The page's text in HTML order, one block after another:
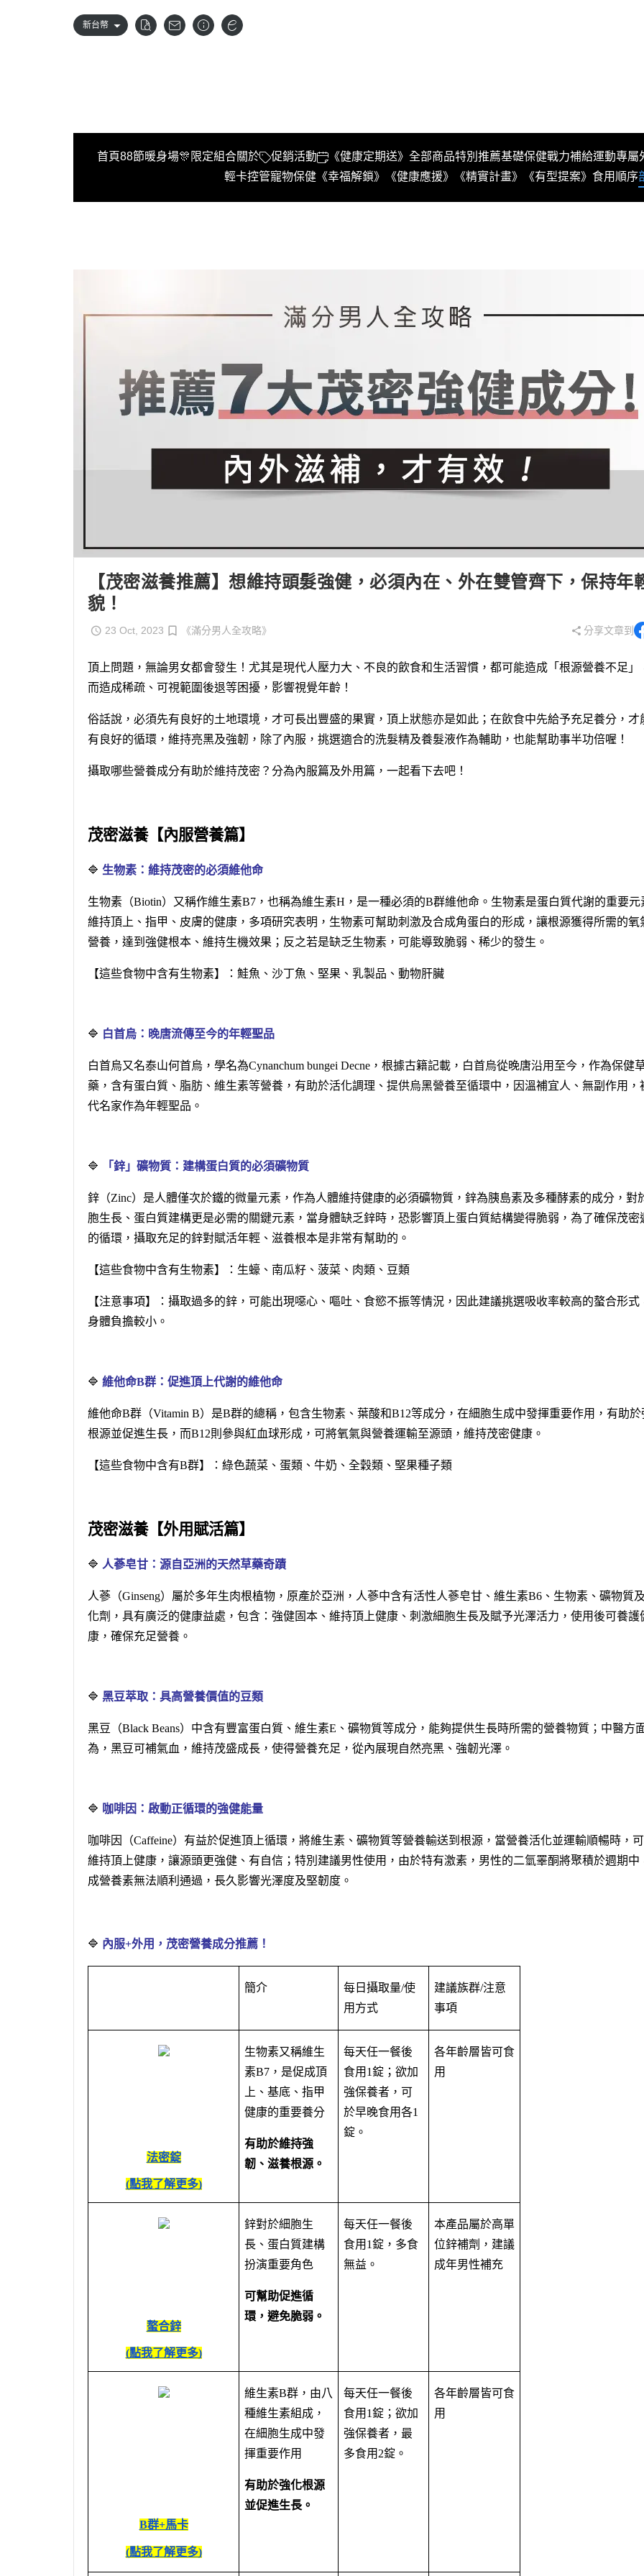
新台幣
首頁88節暖身場🎊限定組合關於 促銷活動 《健康定期送》 全部商品特別推薦基礎保健戰力補給運動專屬
輕卡控管寵物保健 《幸福解鎖》 《健康應援》 《精實計畫》 《有型提案》 食用順序
【茂密滋養推薦】想維持頭髮強健，必須內在、外在雙管齊下，保持年
貌！
23 Oct, 2023 《滿分男人全攻略》 分享文章到
頂上問題，無論男女都會發生！尤其是現代人壓力大、不良的飲食和生活習慣，都可能造成「根源營養不足」
而造成稀疏、可視範圍後退等困擾，影響視覺年齡！
俗話說，必須先有良好的土地環境，才可長出豐盛的果實，頂上狀態亦是如此；在飲食中先給予充足養分，才
有良好的循環，維持亮黑及強韌，除了內服，挑選適合的洗髮精及養髮液作為輔助，也能幫助事半功倍喔！
攝取哪些營養成分有助於維持茂密？分為內服篇及外用篇，一起看下去吧！
茂密滋養【內服營養篇】
🔷 生物素：維持茂密的必須維他命
生物素（Biotin）又稱作維生素B7，也稱為維生素H，是一種必須的B群維他命。生物素是蛋白質代謝的重要元
維持頂上、指甲、皮膚的健康，多項研究表明，生物素可幫助刺激及合成角蛋白的形成，讓根源獲得所需的氧
營養，達到強健根本、維持生機效果；反之若是缺乏生物素，可能導致脆弱、稀少的發生。
【這些食物中含有生物素】：鮭魚、沙丁魚、堅果、乳製品、動物肝臟
🔷 白首烏：晚唐流傳至今的年輕聖品
白首烏又名泰山何首烏，學名為Cynanchum bungei Decne，根據古籍記載，白首烏從晚唐沿用至今，作為保健
藥，含有蛋白質、脂肪、維生素等營養，有助於活化調理、提供烏黑營養至循環中，因溫補宜人、無副作用，
代名家作為年輕聖品。
🔷 「鋅」礦物質：建構蛋白質的必須礦物質
鋅（Zinc）是人體僅次於鐵的微量元素，作為人體維持健康的必須礦物質，鋅為胰島素及多種酵素的成分，對
胞生長、蛋白質建構更是必需的關鍵元素，當身體缺乏鋅時，恐影響頂上蛋白質結構變得脆弱，為了確保茂密
的循環，攝取充足的鋅對賦活年輕、滋養根本是非常有幫助的。
【這些食物中含有生物素】：生蠔、南瓜籽、菠菜、肉類、豆類
【注意事項】：攝取過多的鋅，可能出現噁心、嘔吐、食慾不振等情況，因此建議挑選吸收率較高的螯合形式
身體負擔較小。
🔷 維他命B群：促進頂上代謝的維他命
維他命B群（Vitamin B）是B群的總稱，包含生物素、葉酸和B12等成分，在細胞生成中發揮重要作用，有助於
根源並促進生長，而B12則參與紅血球形成，可將氧氣與營養運輸至源頭，維持茂密健康。
【這些食物中含有B群】：綠色蔬菜、蛋類、牛奶、全穀類、堅果種子類
茂密滋養【外用賦活篇】
🔷 人蔘皂甘：源自亞洲的天然草藥奇蹟
人蔘（Ginseng）屬於多年生肉根植物，原產於亞洲，人蔘中含有活性人蔘皂甘、維生素B6、生物素、礦物質
化劑，具有廣泛的健康益處，包含：強健固本、維持頂上健康、刺激細胞生長及賦予光澤活力，使用後可養護
康，確保充足營養。
🔷 黑豆萃取：具高營養價值的豆類
黑豆（Black Beans）中含有豐富蛋白質、維生素E、礦物質等成分，能夠提供生長時所需的營養物質；中醫方
為，黑豆可補氣血，維持茂盛成長，使得營養充足，從內展現自然亮黑、強韌光澤。
🔷 咖啡因：啟動正循環的強健能量
咖啡因（Caffeine）有益於促進頂上循環，將維生素、礦物質等營養輸送到根源，當營養活化並運輸順暢時，
維持頂上健康，讓源頭更強健、有自信；特別建議男性使用，由於特有激素，男性的二氫睪酮將聚積於週期中
成營養素無法順利通過，長久影響光澤度及堅韌度。
🔷 內服+外用，茂密營養成分推薦！
簡介
每日攝取量/使
用方式
建議族群/注意
事項
法密錠
(點我了解更多)
生物素又稱維生
素B7，是促成頂
上、基底、指甲
健康的重要養分
有助於維持強
韌、滋養根源。
每天任一餐後
食用1錠；欲加
強保養者，可
於早晚食用各1
錠。
各年齡層皆可食
用
螯合鋅
(點我了解更多)
鋅對於細胞生
長、蛋白質建構
扮演重要角色
可幫助促進循
環，避免脆弱。
每天任一餐後
食用1錠，多食
無益。
本產品屬於高單
位鋅補劑，建議
成年男性補充
B群+馬卡
(點我了解更多)
維生素B群，由八
種維生素組成，
在細胞生成中發
揮重要作用
有助於強化根源
並促進生長。
每天任一餐後
食用1錠；欲加
強保養者，最
多食用2錠。
各年齡層皆可食
用